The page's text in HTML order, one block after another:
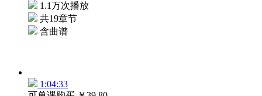
1.1万次播放
共19章节
含曲谱
1:04:33